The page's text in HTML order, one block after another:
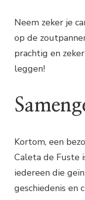
Neem zeker je
op de
prachtig en
leggen!
Kortom, een
Caleta de Fuste
iedereen die
geschiedenis en